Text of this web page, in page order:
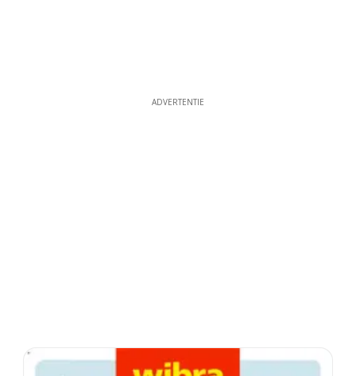
ADVERTENTIE